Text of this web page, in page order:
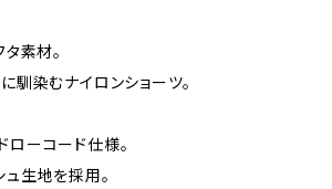
素材。
馴染むナイロンショーツ。
ローコード仕様。
生地を採用。